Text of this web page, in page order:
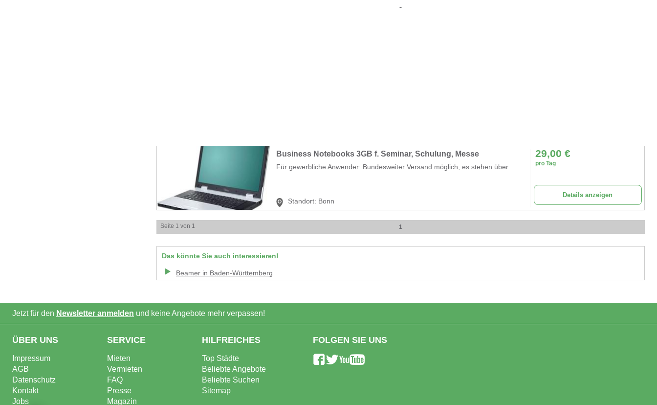
Business Notebooks 3GB f. Seminar, Schulung, Messe
Für gewerbliche Anwender: Bundesweiter Versand möglich, es stehen über...
Standort: Bonn
29,00 €
pro Tag
Details anzeigen
Seite 1 von 1 1
Das könnte Sie auch interessieren!
Beamer in Baden-Württemberg
Jetzt für den Newsletter anmelden und keine Angebote mehr verpassen!
ÜBER UNS
Impressum
AGB
Datenschutz
Kontakt
Jobs
SERVICE
Mieten
Vermieten
FAQ
Presse
Magazin
HILFREICHES
Top Städte
Beliebte Angebote
Beliebte Suchen
Sitemap
FOLGEN SIE UNS